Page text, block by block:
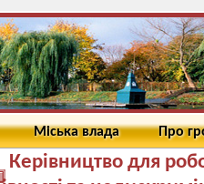
Міська влада Про
Керівництво для